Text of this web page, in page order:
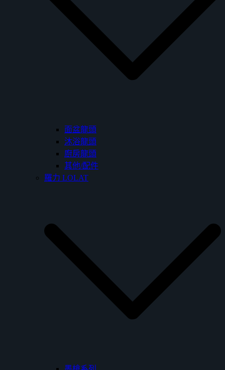
面盆龍頭
沐浴龍頭
廚房龍頭
其他/配件
羅力 LOLAT